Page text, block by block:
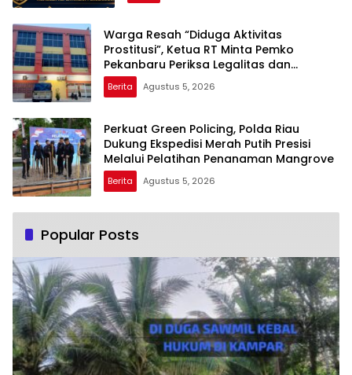
Warga Resah “Diduga Aktivitas
Prostitusi”, Ketua RT Minta Pemko
Pekanbaru Periksa Legalitas dan
Aktivitas Z Homestay di Jalan Tanjung
Datuk
Berita Agustus 5, 2026
Perkuat Green Policing, Polda Riau
Dukung Ekspedisi Merah Putih Presisi
Melalui Pelatihan Penanaman Mangrove
Berita Agustus 5, 2026
Popular Posts